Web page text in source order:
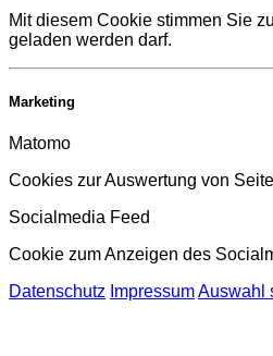
Mit diesem Cookie stimmen Sie
geladen werden darf.
Marketing
Matomo
Cookies zur Auswertung von
Socialmedia Feed
Cookie zum Anzeigen des
Datenschutz ImpressumAuswahl